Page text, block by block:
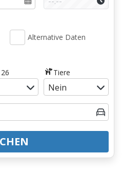
Alternative Daten
Tiere